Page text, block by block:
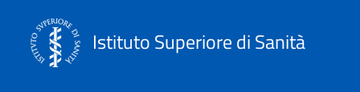
Opuscoli
Other publications
Istituto Superiore di Sanità